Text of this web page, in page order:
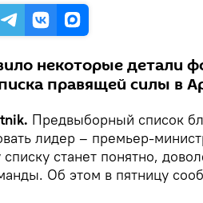
некоторые детали
правящей силы в
Предвыборный список
лидер – премьер-
станет понятно,
Об этом в пятницу